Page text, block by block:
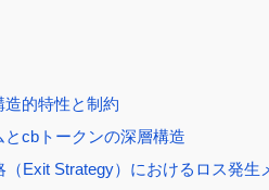
的特性と制約
cbトークンの深層構造
Exit Strategy）におけるロス発生